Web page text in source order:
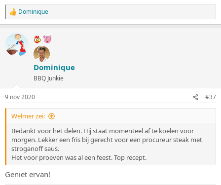
W
a
r
d
e
g
e
n
:
Dominique
Dominique
BBQ Junkie
9 nov 2020 #37
Welmer zei:
Bedankt voor het delen. Hij staat momenteel af te koelen voor
morgen. Lekker een fris bij gerecht voor een procureur steak met
stroganoff saus.
Het voor proeven was al een feest. Top recept.
Geniet ervan!